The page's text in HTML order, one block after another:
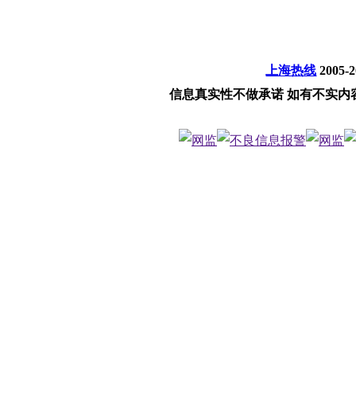
上海热线 2005-
信息真实性不做承诺 如有不实内